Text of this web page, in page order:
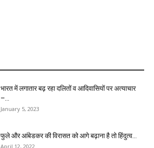
भारत में लगातार बढ़ रहा दलितों व आदिवासियों पर अत्याचार
–...
January 5, 2023
फुले और आंबेडकर की विरासत को आगे बढ़ाना है तो हिंदुत्व...
April 12, 2022